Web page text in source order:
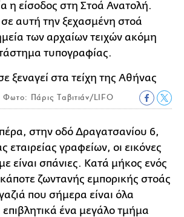
η είσοδος στη Στοά Ανατολή.
αυτή την ξεχασμένη στοά
των αρχαίων τειχών ακόμη
τυπογραφίας.
Φωτο: Πάρις Ταβιτιάν/LIFO
στην οδό Δραγατσανίου 6,
εταιρείας γραφείων, οι εικόνες
είναι σπάνιες. Κατά μήκος ενός
ζωντανής εμπορικής στοάς
που σήμερα είναι όλα
επιβλητικά ένα μεγάλο τμήμα